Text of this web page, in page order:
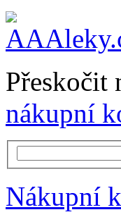
Přeskočit
nákupní
Nákupní